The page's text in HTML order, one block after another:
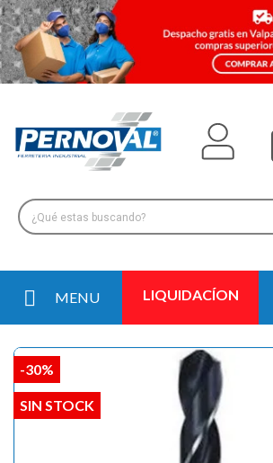
MENU LIQUIDACÍON
-30%
SIN STOCK